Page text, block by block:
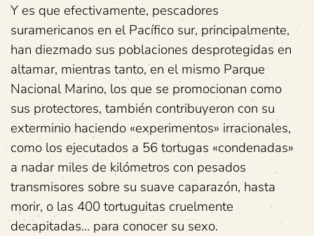
Y es que efectivamente, pescadores
suramericanos en el Pacífico sur, principalmente,
han diezmado sus poblaciones desprotegidas en
altamar, mientras tanto, en el mismo Parque
Nacional Marino, los que se promocionan como
sus protectores, también contribuyeron con su
exterminio haciendo «experimentos» irracionales,
como los ejecutados a 56 tortugas «condenadas»
a nadar miles de kilómetros con pesados
transmisores sobre su suave caparazón, hasta
morir, o las 400 tortuguitas cruelmente
decapitadas… para conocer su sexo.